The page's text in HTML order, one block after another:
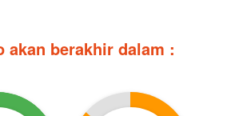
akan berakhir dalam :